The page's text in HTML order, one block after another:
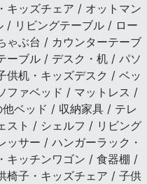
キッズチェア / オットマン
/ リビングテーブル / ロー
ゃぶ台 / カウンターテーブ
ーブル / デスク・机 / パソ
供机・キッズデスク / ベッ
ファベッド / マットレス /
ベッド / 収納家具 / テレ
スト / シェルフ / リビング
サー / ハンガーラック・
キッチンワゴン / 食器棚 /
椅子・キッズチェア / 子供